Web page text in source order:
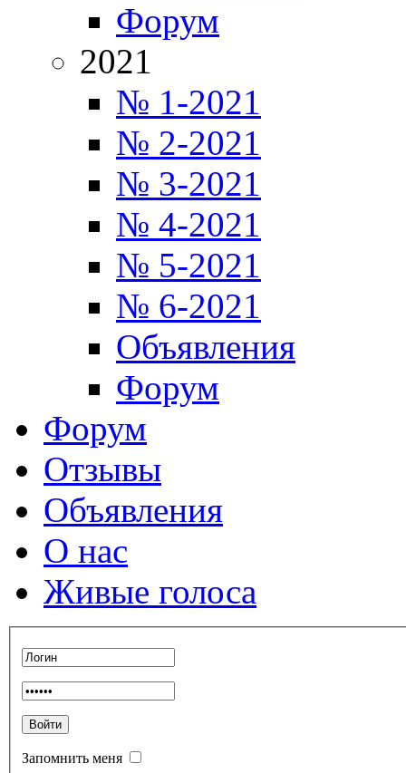
Форум
2021
№ 1-2021
№ 2-2021
№ 3-2021
№ 4-2021
№ 5-2021
№ 6-2021
Объявления
Форум
Форум
Отзывы
Объявления
О нас
Живые голоса
Запомнить меня